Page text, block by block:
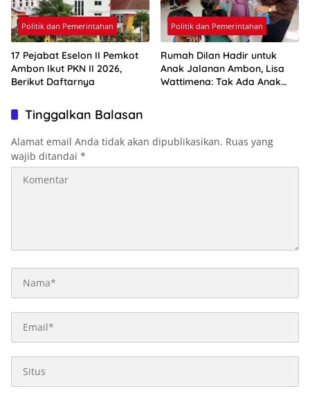
Politik dan Pemerintahan
17 Pejabat Eselon II Pemkot
Ambon Ikut PKN II 2026,
Berikut Daftarnya
Politik dan Pemerintahan
Rumah Dilan Hadir untuk
Anak Jalanan Ambon, Lisa
Wattimena: Tak Ada Anak
Tinggalkan Balasan
Alamat email Anda tidak akan dipublikasikan. Ruas yang
wajib ditandai *